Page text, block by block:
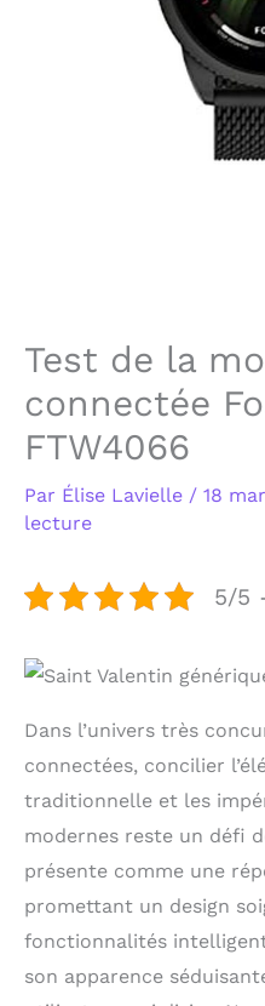
Test de la
connectée
FTW4066
Par Élise Lavielle / 18
lecture
5/5
Dans l’univers très
connectées, concilier
traditionnelle et les
modernes reste un défi
présente comme une
promettant un design
fonctionnalités
son apparence